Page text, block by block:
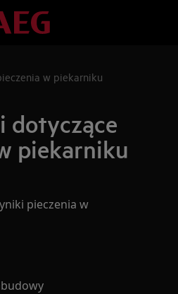
w piekarniku
dotyczące
piekarniku
pieczenia w